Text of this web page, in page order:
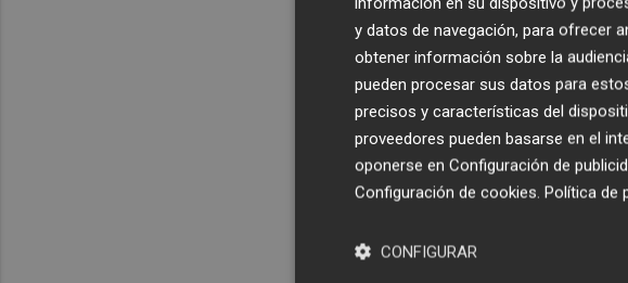
y datos de navegación, para ofrecer
obtener información sobre la
pueden procesar sus datos para
precisos y características del
proveedores pueden basarse en el
oponerse en Configuración de
Configuración de cookies. Política de
CONFIGURAR